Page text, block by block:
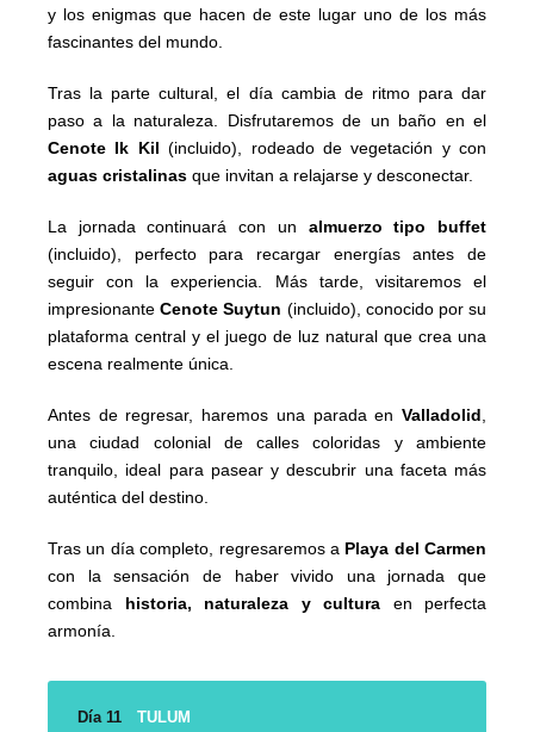
y los enigmas que hacen de este lugar uno de los más
fascinantes del mundo.
Tras la parte cultural, el día cambia de ritmo para dar
paso a la naturaleza. Disfrutaremos de un baño en el
Cenote Ik Kil (incluido), rodeado de vegetación y con
aguas cristalinas que invitan a relajarse y desconectar.
La jornada continuará con un almuerzo tipo buffet
(incluido), perfecto para recargar energías antes de
seguir con la experiencia. Más tarde, visitaremos el
impresionanteCenote Suytun (incluido), conocido por su
plataforma central y el juego de luz natural que crea una
escena realmente única.
Antes de regresar, haremos una parada en Valladolid
una ciudad colonial de calles coloridas y ambiente
tranquilo, ideal para pasear y descubrir una faceta más
auténtica del destino.
Tras un día completo, regresaremos a Playa del Carmen
con la sensación de haber vivido una jornada que
combina historia, naturaleza y cultura en perfecta
armonía.
Día 11 TULUM